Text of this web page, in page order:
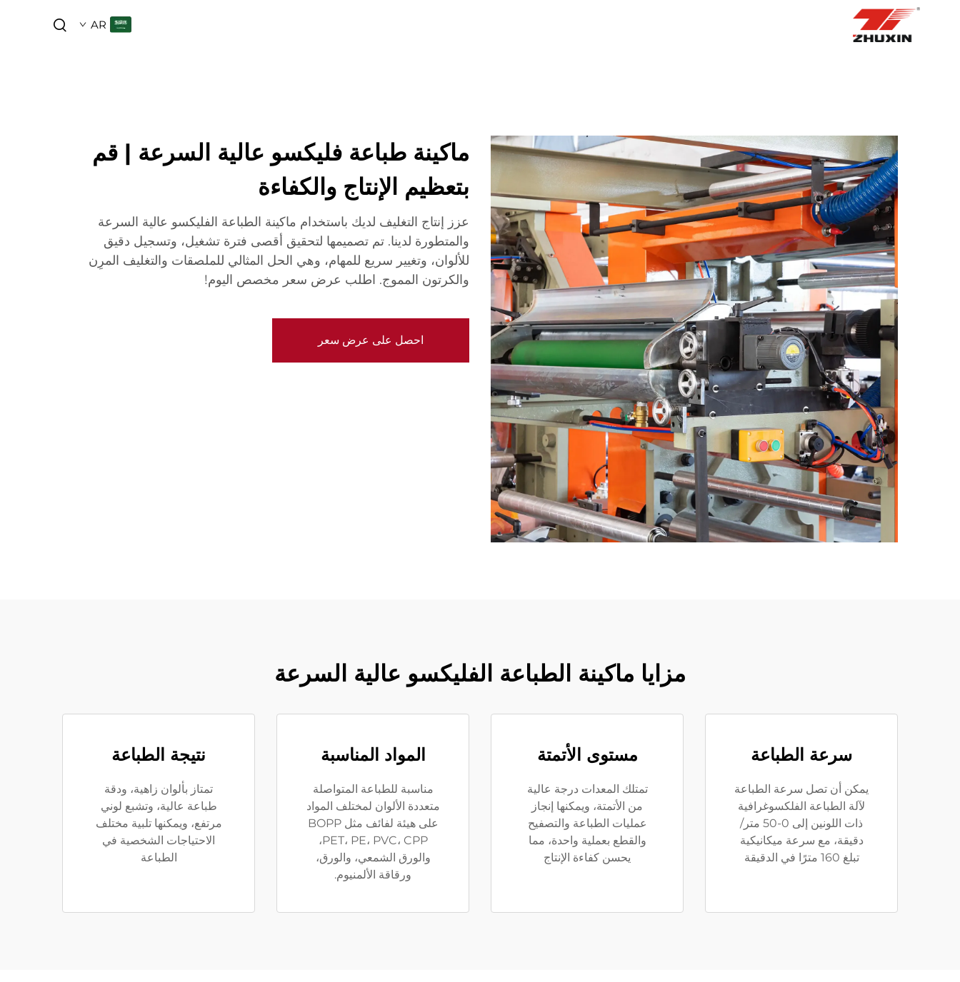
AR
ماكينة طباعة فليكسو عالية السرعة | قم
بتعظيم الإنتاج والكفاءة
عزز إنتاج التغليف لديك باستخدام ماكينة الطباعة الفليكسو عالية السرعة
والمتطورة لدينا. تم تصميمها لتحقيق أقصى فترة تشغيل، وتسجيل دقيق
للألوان، وتغيير سريع للمهام، وهي الحل المثالي للملصقات والتغليف المرِن
والكرتون المموج. اطلب عرض سعر مخصص اليوم!
احصل على عرض سعر
مزايا ماكينة الطباعة الفليكسو عالية السرعة
سرعة الطباعة
يمكن أن تصل سرعة الطباعة
لآلة الطباعة الفلكسوغرافية
ذات اللونين إلى 0-50 متر/
دقيقة، مع سرعة ميكانيكية
تبلغ 160 مترًا في الدقيقة
مستوى الأتمتة
تمتلك المعدات درجة عالية
من الأتمتة، ويمكنها إنجاز
عمليات الطباعة والتصفيح
والقطع بعملية واحدة، مما
يحسن كفاءة الإنتاج
المواد المناسبة
مناسبة للطباعة المتواصلة
متعددة الألوان لمختلف المواد
على هيئة لفائف مثل BOPP
PET، PE، PVC، CPP،
والورق الشمعي، والورق،
ورقاقة الألمنيوم.
نتيجة الطباعة
تمتاز بألوان زاهية، ودقة
طباعة عالية، وتشبع لوني
مرتفع، ويمكنها تلبية مختلف
الاحتياجات الشخصية في
الطباعة